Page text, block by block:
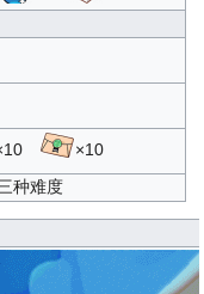
×10
种难度